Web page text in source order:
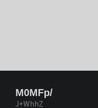
M0MFp/
J+WhhZ